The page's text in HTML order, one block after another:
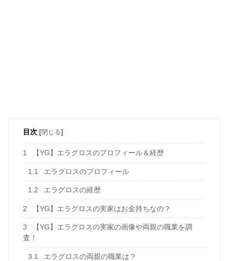
目次 [閉じる]
1 【YG】エラグロスのプロフィール＆経歴
1.1 エラグロスのプロフィール
1.2 エラグロスの経歴
2 【YG】エラグロスの実家はお金持ちなの？
3
【YG】エラグロスの実家の画像や両親の職業を調
査！
3.1 エラグロスの両親の職業は？